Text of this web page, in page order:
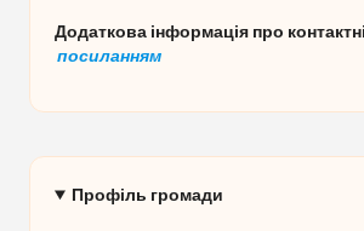
Додаткова інформація про
посиланням
Профіль громади